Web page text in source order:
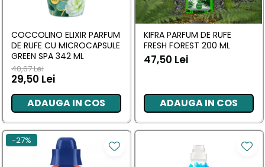
Masca & Gel de par
Sampon
Vopsea de par
Servetele Umede & Uscate
COCCOLINO ELIXIR PARFUM
DE RUFE CU MICROCAPSULE
GREEN SPA 342 ML
40,67 Lei
29,50 Lei
ADAUGA IN COS
KIFRA PARFUM DE RUFE
FRESH FOREST 200 ML
47,50 Lei
ADAUGA IN COS
-27%